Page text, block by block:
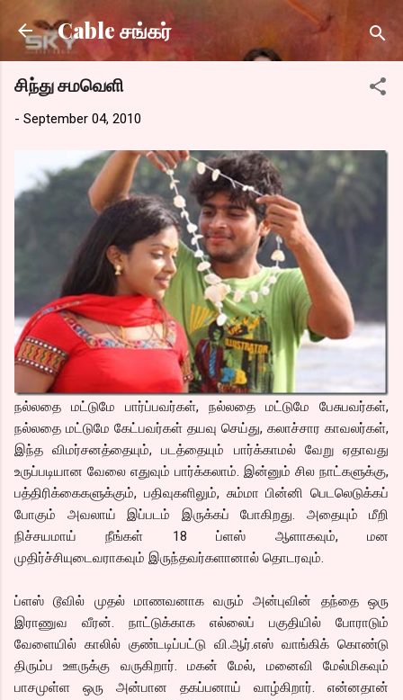
Skip to main content
Cable சங்கர்
சிந்து சமவெளி
- September 04, 2010
நல்லதை மட்டுமே பார்ப்பவர்கள், நல்லதை மட்டுமே பேசுபவர்கள்,
நல்லதை மட்டுமே கேட்பவர்கள் தயவு செய்து, கலாச்சார காவலர்கள்,
இந்த விமர்சனத்தையும், படத்தையும் பார்க்காமல் வேறு ஏதாவது
உருப்படியான வேலை எதுவும் பார்க்கலாம். இன்னும் சில நாட்களுக்கு,
பத்திரிக்கைகளுக்கும், பதிவுகளிலும், சும்மா பின்னி பெடலெடுக்கப்
போகும் அவலாய் இப்படம் இருக்கப் போகிறது. அதையும் மீறி
நிச்சயமாய் நீங்கள் 18 ப்ளஸ் ஆளாகவும், மன
முதிர்ச்சியுடைவராகவும் இருந்தவர்களானால் தொடரவும்.
ப்ளஸ் டூவில் முதல் மாணவனாக வரும் அன்புவின் தந்தை ஒரு
இராணுவ வீரன். நாட்டுக்காக எல்லைப் பகுதியில் போராடும்
வேளையில் காலில் குண்டடிப்பட்டு வி.ஆர்.எஸ் வாங்கிக் கொண்டு
திரும்ப ஊருக்கு வருகிறார். மகன் மேல், மனைவி மேல்மிகவும்
பாசமுள்ள ஒரு அன்பான தகப்பனாய் வாழ்கிறார். என்னதான்